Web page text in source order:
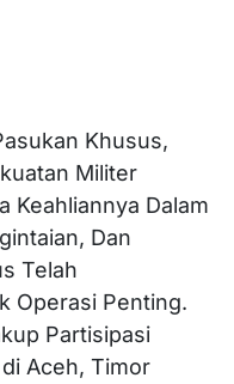
Khusus,
Militer
Keahliannya Dalam
Dan
Telah
Operasi Penting.
Partisipasi
Aceh, Timor